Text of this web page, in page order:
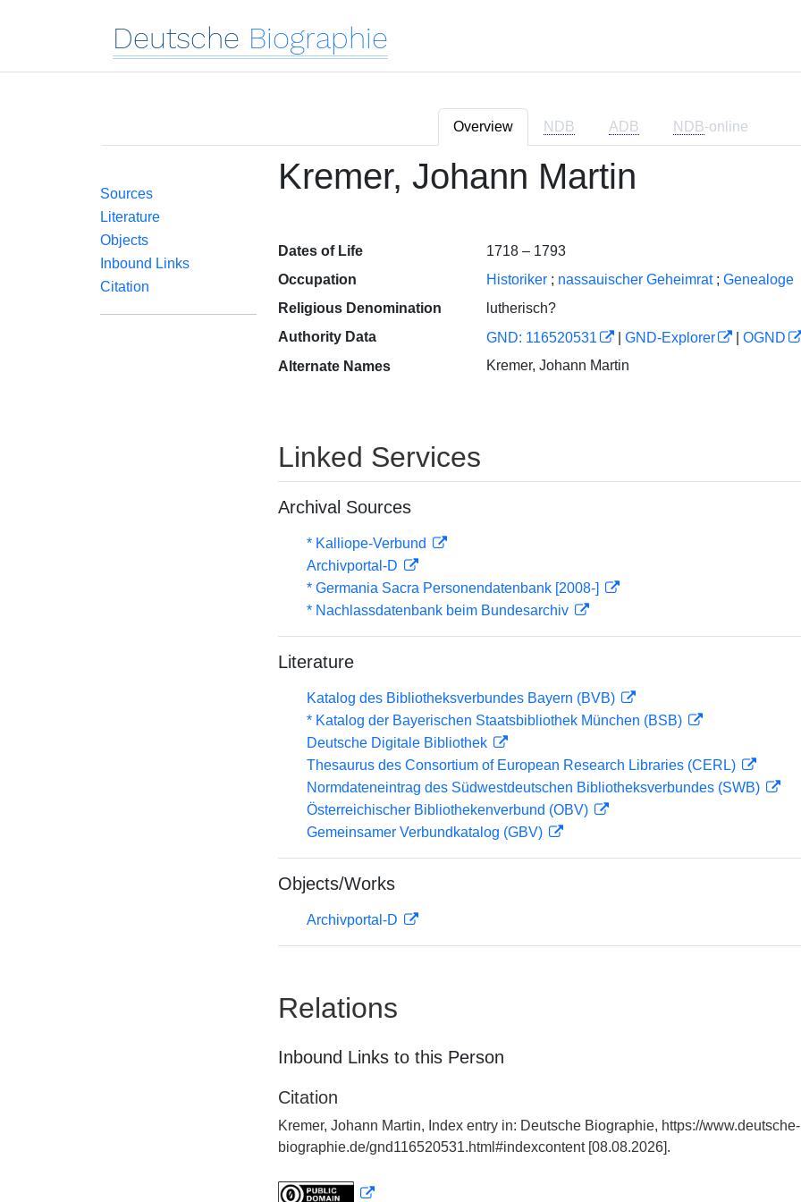
Deutsche Biographie
Overview NDB ADB NDB-online
Sources
Literature
Objects
Inbound Links
Citation
Kremer, Johann Martin
Dates of Life
1718 – 1793
Occupation
Historiker ; nassauischer Geheimrat ; Genealoge
Religious Denomination
lutherisch?
Authority Data
GND: 116520531 GND-Explorer OGND
Alternate Names
Kremer, Johann Martin
Linked Services
Archival Sources
* Kalliope-Verbund
Archivportal-D
* Germania Sacra Personendatenbank [2008-]
* Nachlassdatenbank beim Bundesarchiv
Literature
Katalog des Bibliotheksverbundes Bayern (BVB)
* Katalog der Bayerischen Staatsbibliothek München (BSB)
Deutsche Digitale Bibliothek
Thesaurus des Consortium of European Research Libraries (CERL)
Normdateneintrag des Südwestdeutschen Bibliotheksverbundes (SWB)
Österreichischer Bibliothekenverbund (OBV)
Gemeinsamer Verbundkatalog (GBV)
Objects/Works
Archivportal-D
Relations
Inbound Links to this Person
Citation
Kremer, Johann Martin, Index entry in: Deutsche Biographie, https://www.deutsche-
biographie.de/gnd116520531.html#indexcontent [08.08.2026].